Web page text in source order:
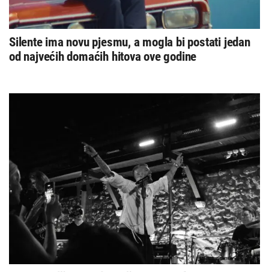
Silente ima novu pjesmu, a mogla bi postati jedan
od najvećih domaćih hitova ove godine